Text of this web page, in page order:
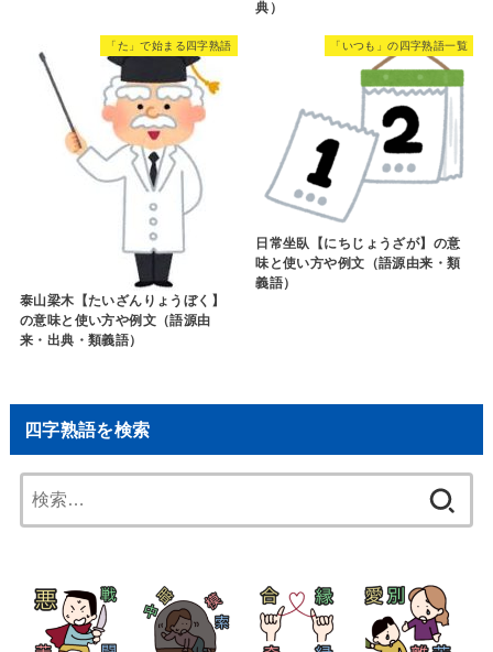
典）
「た」で始まる四字熟語
泰山梁木【たいざんりょうぼく】
の意味と使い方や例文（語源由
来・出典・類義語）
「いつも」の四字熟語一覧
日常坐臥【にちじょうざが】の意
味と使い方や例文（語源由来・類
義語）
四字熟語を検索
索: